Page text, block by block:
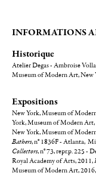
INFORMATIONS
Historique
Atelier Degas - Ambroise
Museum of Modern Art, New
Expositions
New York, Museum of
York, Museum of Modern
New York, Museum of
Bathers, n° 1836F - Atlanta,
Collectors, n° 73, repr.p. 225 -
Royal Academy of Arts, 2011,
Museum of Modern Art,